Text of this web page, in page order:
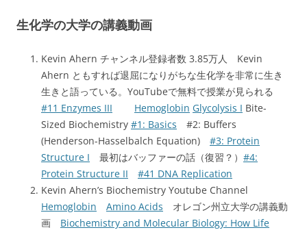
生化学の大学の講義動画
Kevin Ahern チャンネル登録者数 3.85万人 Kevin
Ahern ともすれば退屈になりがちな生化学を非常に生き
生きと語っている。YouTubeで無料で授業が見られる
#11 Enzymes III
Hemoglobin Glycolysis I Bite-
Sized Biochemistry #1: Basics #2: Buffers
(Henderson-Hasselbalch Equation) #3: Protein
Structure I 最初はバッファーの話（復習？） #4:
Protein Structure II
#41 DNA Replication
Kevin Ahern’s Biochemistry Youtube Channel
Hemoglobin
Amino Acids オレゴン州立大学の講義動
画 Biochemistry and Molecular Biology: How Life